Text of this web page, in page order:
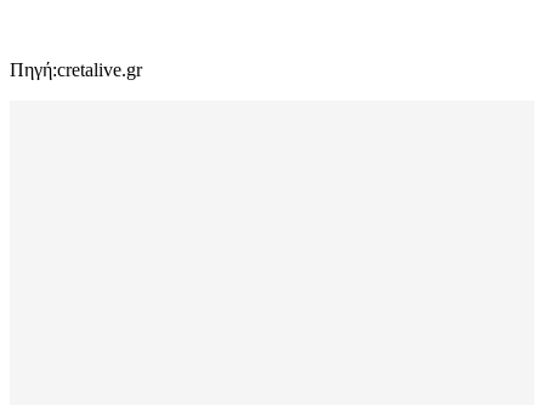
Πηγή:cretalive.gr